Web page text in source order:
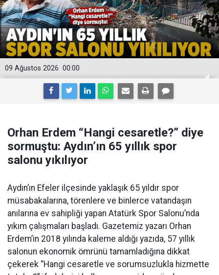
00:00
09 Ağustos 2026
Orhan Erdem “Hangi cesaretle?” diye
sormuştu: Aydın’ın 65 yıllık spor
salonu yıkılıyor
Aydın’ın Efeler ilçesinde yaklaşık 65 yıldır spor
müsabakalarına, törenlere ve binlerce vatandaşın
anılarına ev sahipliği yapan Atatürk Spor Salonu’nda
yıkım çalışmaları başladı. Gazetemiz yazarı Orhan
Erdem’in 2018 yılında kaleme aldığı yazıda, 57 yıllık
salonun ekonomik ömrünü tamamladığına dikkat
çekerek “Hangi cesaretle ve sorumsuzlukla hizmette